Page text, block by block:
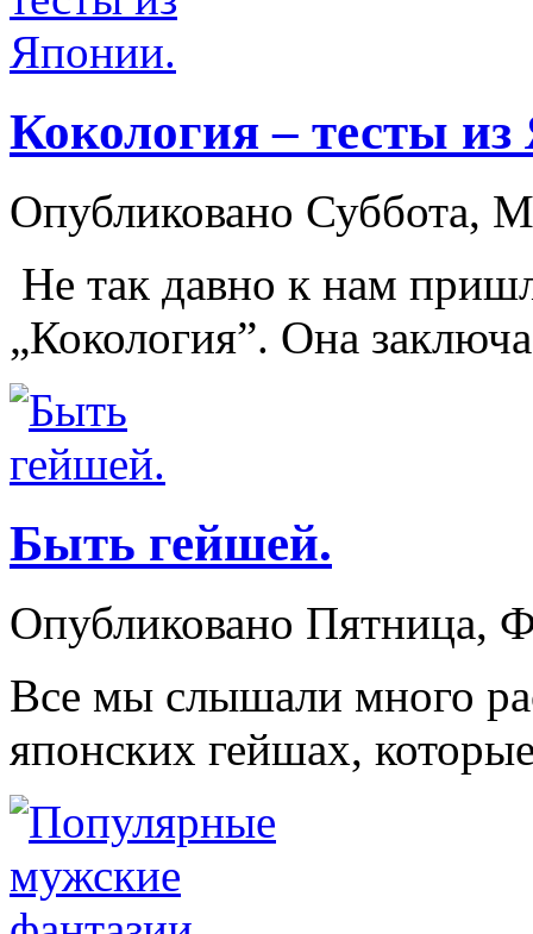
Кокология – тесты
Опубликовано Суббота,
Не так давно к нам
„Кокология”. Она
Быть гейшей.
Опубликовано Пятница,
Все мы слышали много
японских гейшах,